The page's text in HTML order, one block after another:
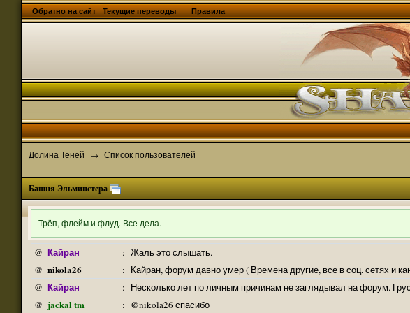
Обратно на сайт Текущие переводы Правила
Долина Теней → Список пользователей
Башня Эльминстера
Трёп, флейм и флуд. Все дела.
@ Кайран : Жаль это слышать.
@ nikola26 : Кайран, форум давно умер ( Времена другие, все в соц. сетях и
@ Кайран : Несколько лет по личным причинам не заглядывал на форум.
@ jackal tm : @nikola26 спасибо